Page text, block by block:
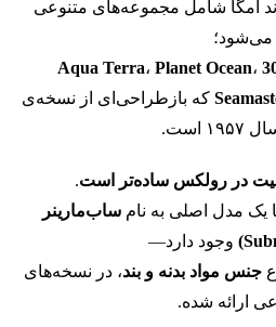
امگا شامل مجموعه‌های متنوعی
می‌شود؛
Aqua Terra، Planet Ocean،
که بازطراحی‌ای از نسخه‌ی
است.
در رولکس ساده‌تر است.
یک مدل اصلی به نامساب‌مارینر
وجود دارد—
جنس مواد بدنه و بند، در نسخه‌های
ارائه شده.